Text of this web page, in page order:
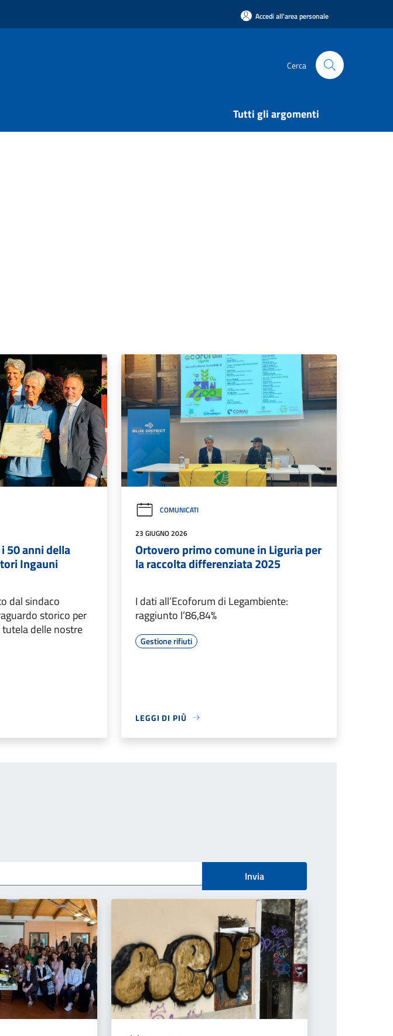
Accedi all'area personale
Cerca
Tutti gli argomenti
50 anni della
Ingauni
dal sindaco
storico per
delle nostre
COMUNICATI
23 GIUGNO 2026
Ortovero primo comune in Liguria per
la raccolta differenziata 2025
I dati all’Ecoforum di Legambiente:
raggiunto l’86,84%
Gestione rifiuti
LEGGI DI PIÙ
Invia